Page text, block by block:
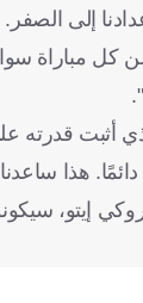
إلى
بل أركز فقط على
قدرته على
هذا
إيتو،